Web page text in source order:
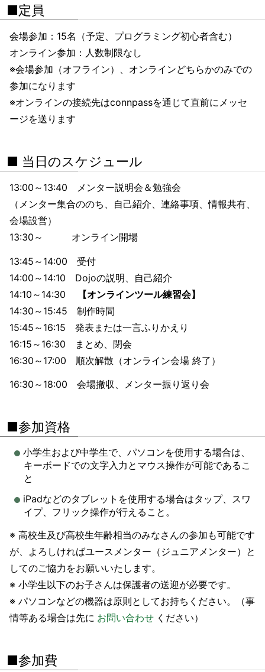
■定員
会場参加：15名（予定、プログラミング初心者含む）
オンライン参加：人数制限なし
※会場参加（オフライン）、オンラインどちらかのみでの
参加になります
※オンラインの接続先はconnpassを通じて直前にメッセ
ージを送ります
■ 当日のスケジュール
13:00～13:40 メンター説明会＆勉強会
（メンター集合ののち、自己紹介、連絡事項、情報共有、
会場設営）
13:30～ オンライン開場
13:45～14:00 受付
14:00～14:10 Dojoの説明、自己紹介
14:10～14:30
【オンラインツール練習会】
14:30～15:45 制作時間
15:45～16:15 発表または一言ふりかえり
16:15～16:30 まとめ、閉会
16:30～17:00 順次解散（オンライン会場 終了）
16:30～18:00 会場撤収、メンター振り返り会
■参加資格
小学生および中学生で、パソコンを使用する場合は、
キーボードでの文字入力とマウス操作が可能であるこ
と
iPadなどのタブレットを使用する場合はタップ、スワ
イプ、フリック操作が行えること。
※ 高校生及び高校生年齢相当のみなさんの参加も可能です
が、よろしければユースメンター（ジュニアメンター）と
してのご協力をお願いいたします。
※ 小学生以下のお子さんは保護者の送迎が必要です。
※ パソコンなどの機器は原則としてお持ちください。（事
情等ある場合は先に お問い合わせ ください）
■参加費